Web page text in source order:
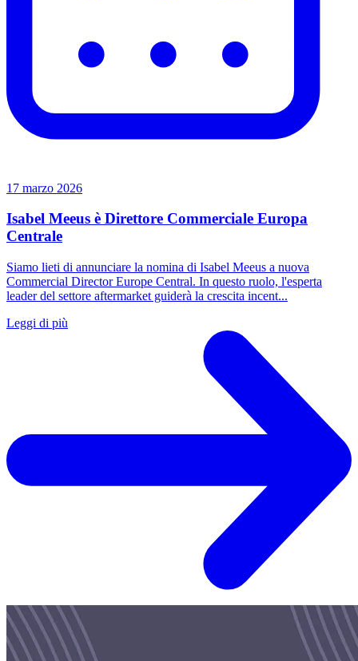
17 marzo 2026
Isabel Meeus è Direttore Commerciale Europa
Centrale
Siamo lieti di annunciare la nomina di Isabel Meeus a nuova
Commercial Director Europe Central. In questo ruolo, l'esperta
leader del settore aftermarket guiderà la crescita incent...
Leggi di più